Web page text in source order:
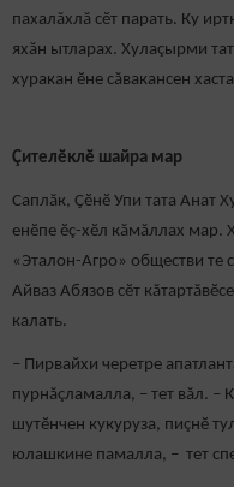
пахалăхлă сӗт парать. Ку
яхăн ытларах. Хулаçырми
хуракан ӗне сăвакансен
Çителӗклӗ шайра мар
Саплăк, Ҫӗнӗ Упи тата Анат
енӗпе ӗç-хӗл кăмăллах мар.
«Эталон-Агро» обществи те
Айваз Абязов сӗт
калать.
– Пирвайхи черетре
пурнăçламалла, – тет вăл.
шутӗнчен кукуруза, пиçнӗ
юлашкине памалла, – тет